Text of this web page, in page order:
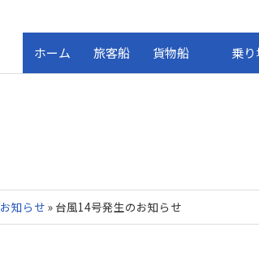
ホーム 旅客船 貨物船 乗り
お知らせ » 台風14号発生のお知らせ